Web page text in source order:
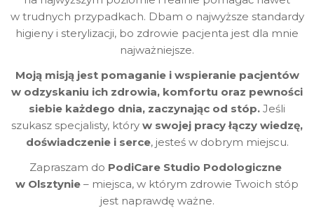
w trudnych przypadkach. Dbam o najwyższe standardy
higieny i sterylizacji, bo zdrowie pacjenta jest dla mnie
najważniejsze.
Moją misją jest pomaganie i wspieranie pacjentów
w odzyskaniu ich zdrowia, komfortu oraz pewności
siebie każdego dnia, zaczynając od stóp. Jeśli
szukasz specjalisty, który w swojej pracy łączy wiedzę,
doświadczenie i serce, jesteś w dobrym miejscu.
Zapraszam do PodiCare Studio Podologiczne
w Olsztynie – miejsca, w którym zdrowie Twoich stóp
jest naprawdę ważne.